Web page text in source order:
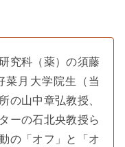
究科（薬）の須藤
菜月大学院生（当
の山中章弘教授、
ーの石北央教授ら
の「オフ」と「オ